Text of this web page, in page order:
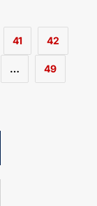
41 42
… 49